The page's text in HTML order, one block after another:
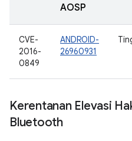
AOSP
CVE-
2016-
0849
ANDROID-
26960931
Kerentanan Elevasi
Bluetooth